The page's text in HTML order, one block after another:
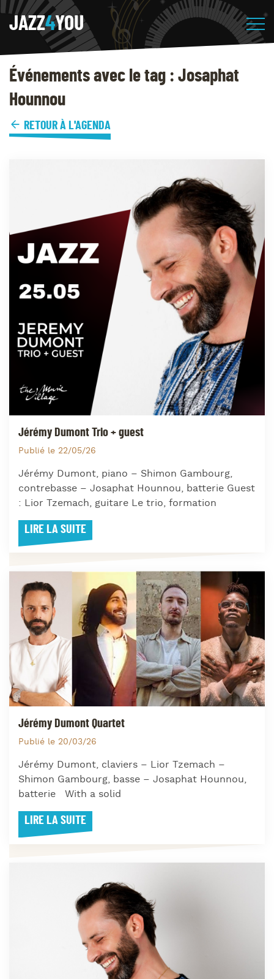
JAZZ4YOU
Événements avec le tag : Josaphat
Hounnou
RETOUR À L'AGENDA
Jérémy Dumont Trio + guest
Publié le 22/05/26
Jérémy Dumont, piano – Shimon Gambourg,
contrebasse – Josaphat Hounnou, batterie Guest
: Lior Tzemach, guitare Le trio, formation
LIRE LA SUITE
Jérémy Dumont Quartet
Publié le 20/03/26
Jérémy Dumont, claviers – Lior Tzemach –
Shimon Gambourg, basse – Josaphat Hounnou,
batterie With a solid
LIRE LA SUITE